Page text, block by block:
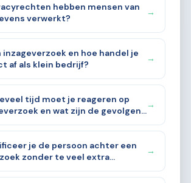
hebben mensen van
verwerkt?
→
inzageverzoek en hoe handel je
af als klein bedrijf?
→
tijd moet je reageren op
en wat zijn de gevolgen
doet?
→
je de persoon achter een
zonder te veel extra
vragen?
→